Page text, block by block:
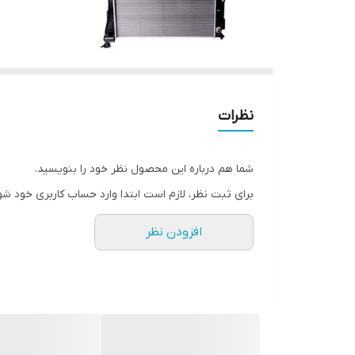
نظرات
شما هم درباره این محصول نظر خود را بنویسید.
برای ثبت نظر، لازم است ابتدا وارد حساب کاربری خود
افزودن نظر